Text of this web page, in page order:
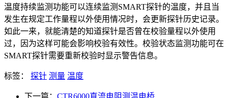
温度持续监测功能可以连续监测SMART探针的温度，并且当
发生在规定工作量程以外使用情况时，会更新探针历史记录。
如此一来，就能清楚的知道探针是否曾在校验量程以外使用
过，因为这样可能会影响校验有效性。校验状态监测功能可在
SMART探针需要重新校验时显示警告信息。
标签： 探针 测量 温度
下一篇： CTR6000直流电阻测温电桥